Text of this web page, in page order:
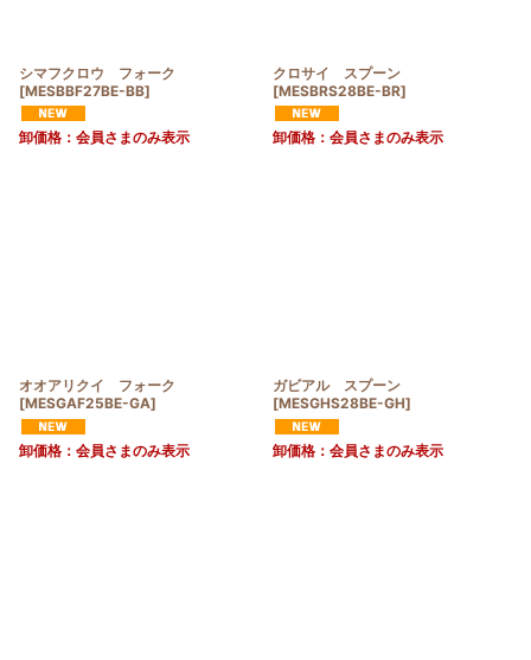
シマフクロウ フォーク
[MESBBF27BE-BB]
卸価格：会員さまのみ表示
クロサイ スプーン
[MESBRS28BE-BR]
卸価格：会員さまのみ表示
オオアリクイ フォーク
[MESGAF25BE-GA]
卸価格：会員さまのみ表示
ガビアル スプーン
[MESGHS28BE-GH]
卸価格：会員さまのみ表示